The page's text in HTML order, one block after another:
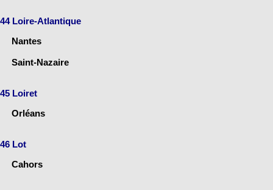
44 Loire-Atlantique
Nantes
Saint-Nazaire
45 Loiret
Orléans
46 Lot
Cahors